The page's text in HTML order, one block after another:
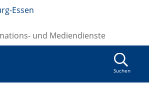
Essen
und Mediendienste
Suchen